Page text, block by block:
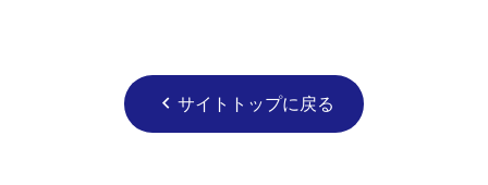
chevron_left サイトトップに戻る